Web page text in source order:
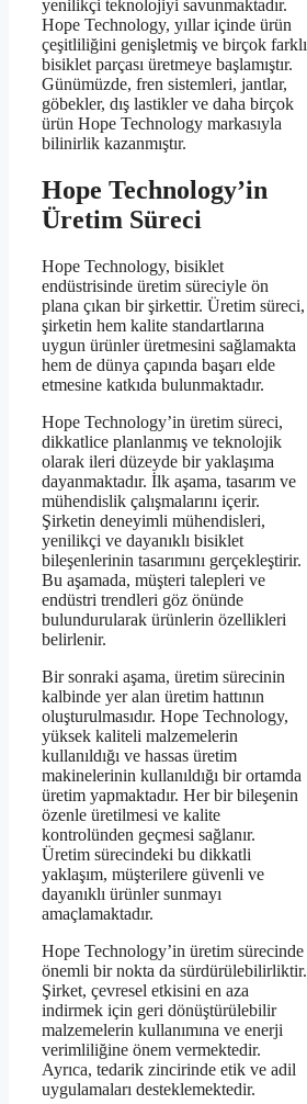
yenilikçi teknolojiyi savunmaktadır.
Hope Technology, yıllar içinde ürün
çeşitliliğini genişletmiş ve birçok farklı
bisiklet parçası üretmeye başlamıştır.
Günümüzde, fren sistemleri, jantlar,
göbekler, dış lastikler ve daha birçok
ürün Hope Technology markasıyla
bilinirlik kazanmıştır.
Hope Technology’in
Üretim Süreci
Hope Technology, bisiklet
endüstrisinde üretim süreciyle ön
plana çıkan bir şirkettir. Üretim süreci,
şirketin hem kalite standartlarına
uygun ürünler üretmesini sağlamakta
hem de dünya çapında başarı elde
etmesine katkıda bulunmaktadır.
Hope Technology’in üretim süreci,
dikkatlice planlanmış ve teknolojik
olarak ileri düzeyde bir yaklaşıma
dayanmaktadır. İlk aşama, tasarım ve
mühendislik çalışmalarını içerir.
Şirketin deneyimli mühendisleri,
yenilikçi ve dayanıklı bisiklet
bileşenlerinin tasarımını gerçekleştirir.
Bu aşamada, müşteri talepleri ve
endüstri trendleri göz önünde
bulundurularak ürünlerin özellikleri
belirlenir.
Bir sonraki aşama, üretim sürecinin
kalbinde yer alan üretim hattının
oluşturulmasıdır. Hope Technology,
yüksek kaliteli malzemelerin
kullanıldığı ve hassas üretim
makinelerinin kullanıldığı bir ortamda
üretim yapmaktadır. Her bir bileşenin
özenle üretilmesi ve kalite
kontrolünden geçmesi sağlanır.
Üretim sürecindeki bu dikkatli
yaklaşım, müşterilere güvenli ve
dayanıklı ürünler sunmayı
amaçlamaktadır.
Hope Technology’in üretim sürecinde
önemli bir nokta da sürdürülebilirliktir.
Şirket, çevresel etkisini en aza
indirmek için geri dönüştürülebilir
malzemelerin kullanımına ve enerji
verimliliğine önem vermektedir.
Ayrıca, tedarik zincirinde etik ve adil
uygulamaları desteklemektedir.